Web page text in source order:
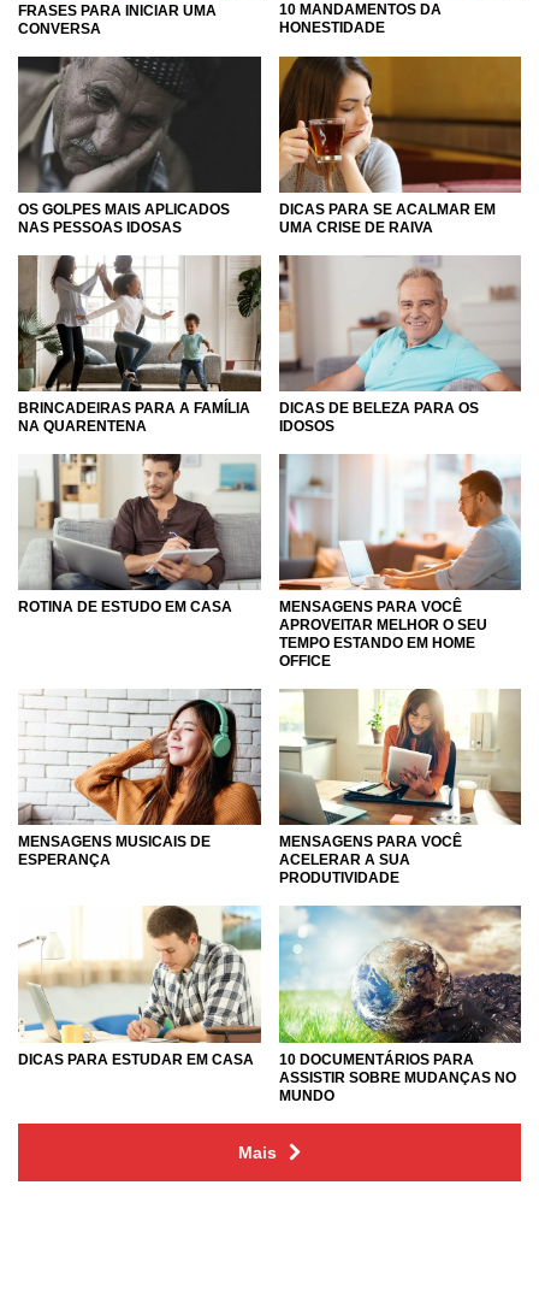
FRASES PARA INICIAR UMA
CONVERSA
10 MANDAMENTOS DA
HONESTIDADE
OS GOLPES MAIS APLICADOS
NAS PESSOAS IDOSAS
DICAS PARA SE ACALMAR EM
UMA CRISE DE RAIVA
BRINCADEIRAS PARA A FAMÍLIA
NA QUARENTENA
DICAS DE BELEZA PARA OS
IDOSOS
ROTINA DE ESTUDO EM CASA
MENSAGENS PARA VOCÊ
APROVEITAR MELHOR O SEU
TEMPO ESTANDO EM HOME
OFFICE
MENSAGENS MUSICAIS DE
ESPERANÇA
MENSAGENS PARA VOCÊ
ACELERAR A SUA
PRODUTIVIDADE
DICAS PARA ESTUDAR EM CASA
10 DOCUMENTÁRIOS PARA
ASSISTIR SOBRE MUDANÇAS NO
MUNDO
Mais